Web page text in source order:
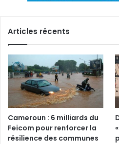
Articles récents
Cameroun : 6 milliards du
Feicom pour renforcer la
résilience des communes